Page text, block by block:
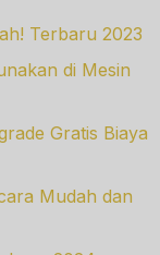
Terbaru 2023
di Mesin
Gratis Biaya
Mudah dan